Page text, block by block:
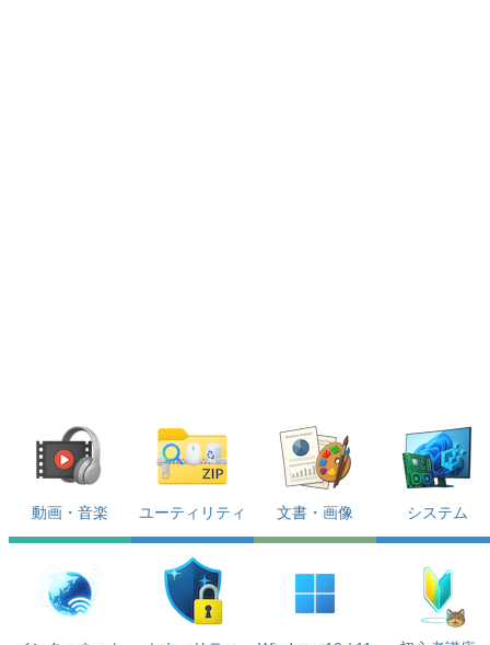
動画・音楽 ユーティリティ 文書・画像 システム